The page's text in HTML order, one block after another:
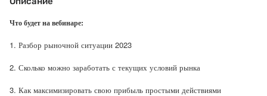
Что будет на вебинаре:
1. Разбор рыночной ситуации 2023
2. Сколько можно заработать с текущих условий рынка
3. Как максимизировать свою прибыль простыми действиями